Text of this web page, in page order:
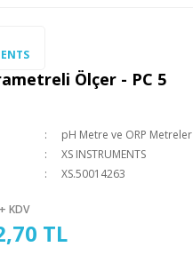
Ölçer - PC 5
pH Metre ve ORP Metreler
XS INSTRUMENTS
XS.50014263
KDV
TL